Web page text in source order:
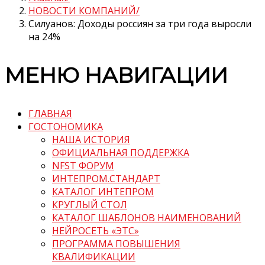
НОВОСТИ КОМПАНИЙ
Силуанов: Доходы россиян за три года выросли
на 24%
МЕНЮ НАВИГАЦИИ
ГЛАВНАЯ
ГОСТОНОМИКА
НАША ИСТОРИЯ
ОФИЦИАЛЬНАЯ ПОДДЕРЖКА
NFST ФОРУМ
ИНТЕПРОМ.СТАНДАРТ
КАТАЛОГ ИНТЕПРОМ
КРУГЛЫЙ СТОЛ
КАТАЛОГ ШАБЛОНОВ НАИМЕНОВАНИЙ
НЕЙРОСЕТЬ «ЭТС»
ПРОГРАММА ПОВЫШЕНИЯ
КВАЛИФИКАЦИИ